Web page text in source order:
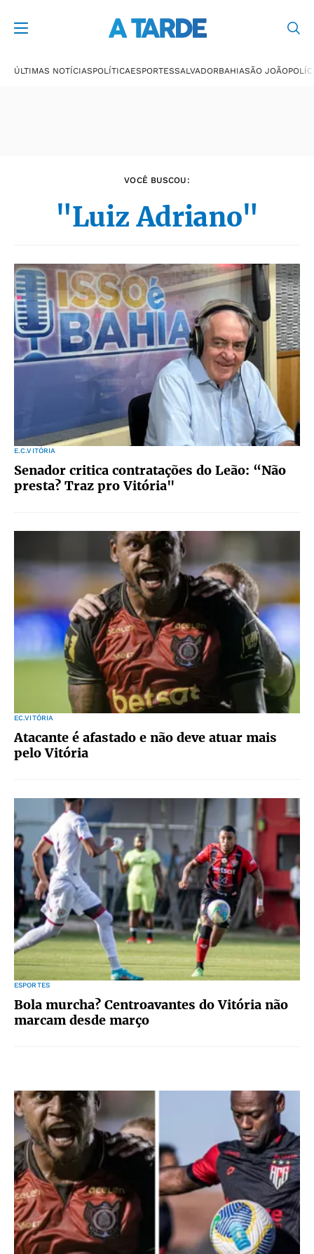
ÚLTIMAS NOTÍCIASPOLÍTICAESPORTESSALVADORBAHIASÃO JOÃO
VOCÊ BUSCOU:
"Luiz Adriano"
E.C.VITÓRIA
Senador critica contratações do Leão: “Não
presta? Traz pro Vitória"
EC.VITÓRIA
Atacante é afastado e não deve atuar mais
pelo Vitória
ESPORTES
Bola murcha? Centroavantes do Vitória não
marcam desde março